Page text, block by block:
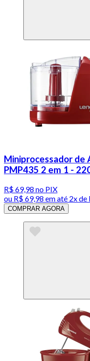
Miniprocessador de
PMP435 2 em 1 -
R$ 69,98 no PIX
ou R$ 69,98 em até 2x de
COMPRAR AGORA